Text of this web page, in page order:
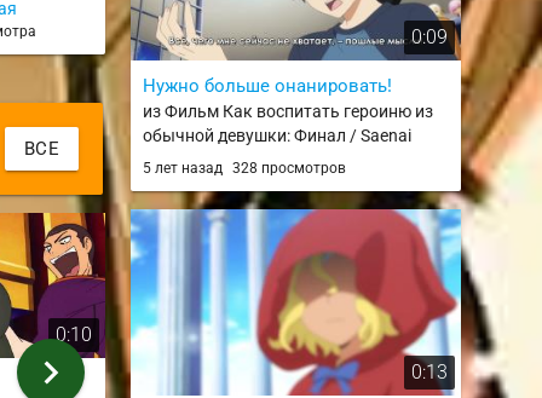
ВСЕ
0:10 0:39
"Где твой
chevron_right
0:09
Нужно больше онанировать!
из Фильм Как воспитать героиню из
обычной девушки: Финал / Saenai
Heroine no Sodatekata Fine
5 лет назад 328 просмотров
0:13